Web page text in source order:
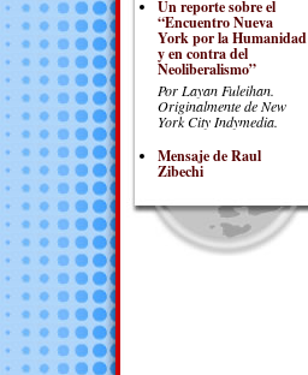
Un reporte sobre el
“Encuentro Nueva
York por la Humanidad
y en contra del
Neoliberalismo”
Por Layan Fuleihan.
Originalmente de New
York City Indymedia.
Mensaje de Raul
Zibechi